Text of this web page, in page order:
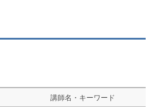
講師名・キーワード